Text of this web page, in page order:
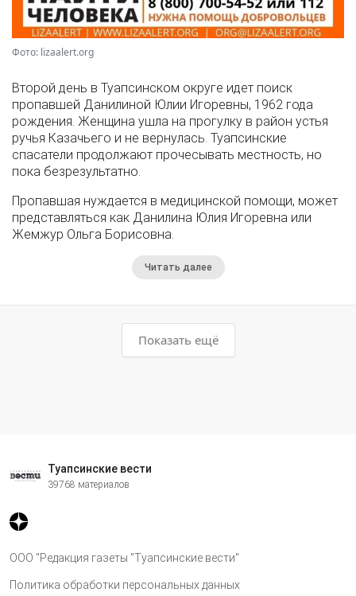
Фото: lizaalert.org
Второй день в Туапсинском округе идет поиск
пропавшей Данилиной Юлии Игоревны, 1962 года
рождения. Женщина ушла на прогулку в район устья
ручья Казачьего и не вернулась. Туапсинские
спасатели продолжают прочесывать местность, но
пока безрезультатно.
Пропавшая нуждается в медицинской помощи, может
представляться как Данилина Юлия Игоревна или
Жемжур Ольга Борисовна.
Читать далее
Показать ещё
Туапсинские вести
39768 материалов
ООО "Редакция газеты "Туапсинские вести"
Политика обработки персональных данных